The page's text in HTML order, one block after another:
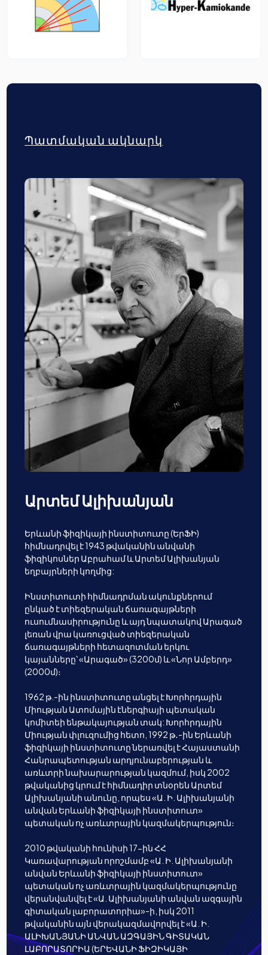
Պատմական ակնարկ
Արտեմ Ալիխանյան
Երևանի ֆիզիկայի ինստիտուտը (ԵրՖԻ)
հիմնադրվել է 1943 թվականին անվանի
ֆիզիկոսներ Աբրահամ և Արտեմ Ալիխանյան
եղբայրների կողմից:
Ինստիտուտի հիմնադրման ակունքներում
ընկած է տիեզերական ճառագայթների
ուսումնասիրությունը և այդ նպատակով Արագած
լեռան վրա կառուցված տիեզերական
ճառագայթների հետազոտման երկու
կայանները՝ «Արագած» (3200մ) և «Նոր Ամբերդ»
(2000մ)։
1962 թ.-ին ինստիտուտը անցել է Խորհրդային
Միության Ատոմային էներգիայի պետական
կոմիտեի ենթակայության տակ: Խորհրդային
Միության փլուզումից հետո, 1992 թ․-ին Երևանի
ֆիզիկայի ինստիտուտը ներառվել է Հայաստանի
Հանրապետության արդյունաբերության և
առևտրի նախարարության կազմում, իսկ 2002
թվականից կրում է հիմնադիր տնօրեն Արտեմ
Ալիխանյանի անունը, որպես «Ա. Ի. Ալիխանյանի
անվան Երևանի ֆիզիկայի ինստիտուտ»
պետական ոչ առևտրային կազմակերպություն։
2010 թվականի հունիսի 17-ին ՀՀ
Կառավարության որոշմամբ «Ա. Ի. Ալիխանյանի
անվան Երևանի ֆիզիկայի ինստիտուտ»
պետական ոչ առևտրային կազմակերպությունը
վերանվանվել է «Ա. Ալիխանյանի անվան ազգային
գիտական լաբորատորիա»-ի, իսկ 2011
թվականին այն վերակազմավորվել է «Ա. Ի.
ԱԼԻԽԱՆՅԱՆԻ ԱՆՎԱՆ ԱԶԳԱՅԻՆ ԳԻՏԱԿԱՆ
ԼԱԲՈՐԱՏՈՐԻԱ (ԵՐԵՎԱՆԻ ՖԻԶԻԿԱՅԻ